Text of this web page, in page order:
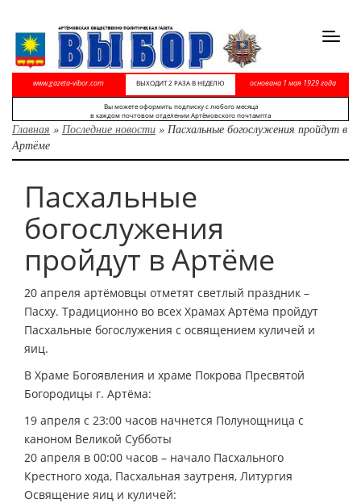
www.gazeta-vibor.com ВЫХОДИТ 2 РАЗА В НЕДЕЛЮ основана 1 мая 1929 года
Вы можете оформить подписку с любого месяца
в каждом почтовом отделении Артёмовского почтампта
Главная » Последние новости » Пасхальные богослужения пройдут в
Артёме
Пасхальные
богослужения
пройдут в Артёме
20 апреля артёмовцы отметят светлый праздник –
Пасху. Традиционно во всех Храмах Артёма пройдут
Пасхальные богослужения с освящением куличей и
яиц.
В Храме Богоявления и храме Покрова Пресвятой
Богородицы г. Артёма:
19 апреля с 23:00 часов начнется Полунощница с
каноном Великой Субботы
20 апреля в 00:00 часов – начало Пасхального
Крестного хода, Пасхальная заутреня, Литургия
Освящение яиц и куличей: